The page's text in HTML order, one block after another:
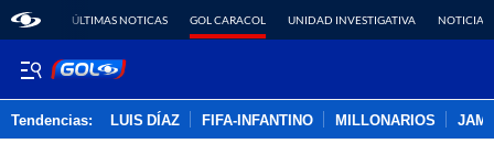
ÚLTIMAS NOTICAS GOL CARACOL UNIDAD INVESTIGATIVA NOTICIAS
Tendencias: LUIS DÍAZ FIFA-INFANTINO MILLONARIOS